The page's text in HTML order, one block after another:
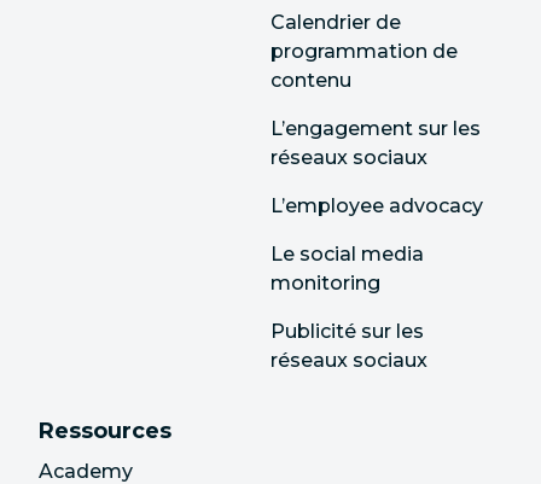
Calendrier de
programmation de
contenu
L’engagement sur les
réseaux sociaux
L’employee advocacy
Le social media
monitoring
Publicité sur les
réseaux sociaux
Ressources
Academy